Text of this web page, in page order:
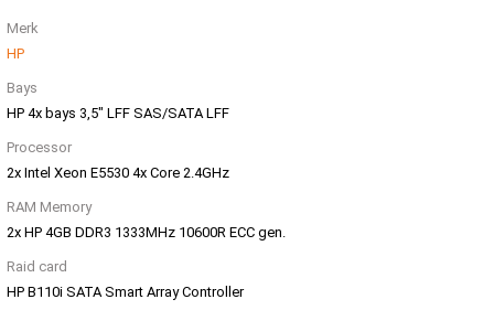
Merk
HP
Bays
HP 4x bays 3,5" LFF SAS/SATA LFF
Processor
2x Intel Xeon E5530 4x Core 2.4GHz
RAM Memory
2x HP 4GB DDR3 1333MHz 10600R ECC gen.
Raid card
HP B110i SATA Smart Array Controller